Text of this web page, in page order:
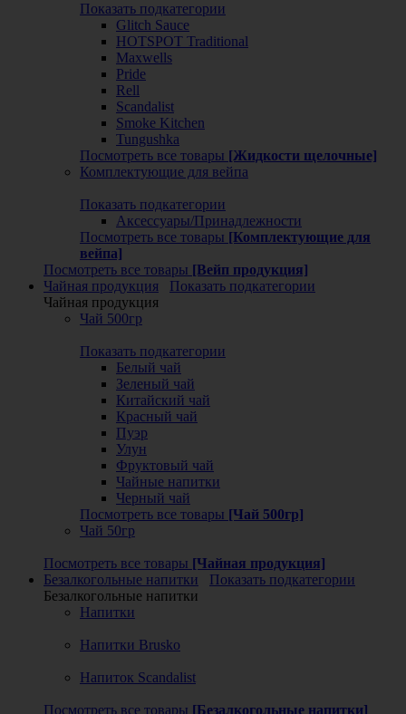
Показать подкатегории
Glitch Sauce
HOTSPOT Traditional
Maxwells
Pride
Rell
Scandalist
Smoke Kitchen
Tungushka
Посмотреть все товары [Жидкости щелочные]
Комплектующие для вейпа
Показать подкатегории
Аксессуары/Принадлежности
Посмотреть все товары [Комплектующие для
вейпа]
Посмотреть все товары [Вейп продукция]
Чайная продукция
Показать подкатегории
Чайная продукция
Чай 500гр
Показать подкатегории
Белый чай
Зеленый чай
Китайский чай
Красный чай
Пуэр
Улун
Фруктовый чай
Чайные напитки
Черный чай
Посмотреть все товары [Чай 500гр]
Чай 50гр
Посмотреть все товары [Чайная продукция]
Безалкогольные напитки
Показать подкатегории
Безалкогольные напитки
Напитки
Напитки Brusko
Напиток Scandalist
Посмотреть все товары [Безалкогольные напитки]